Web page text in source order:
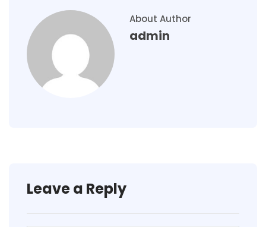
About Author
admin
Leave a Reply